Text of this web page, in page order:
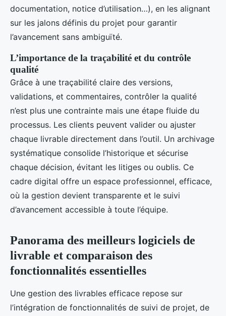
documentation, notice d’utilisation…), en les alignant
sur les jalons définis du projet pour garantir
l’avancement sans ambiguïté.
L’importance de la traçabilité et du contrôle
qualité
Grâce à une traçabilité claire des versions,
validations, et commentaires, contrôler la qualité
n’est plus une contrainte mais une étape fluide du
processus. Les clients peuvent valider ou ajuster
chaque livrable directement dans l’outil. Un archivage
systématique consolide l’historique et sécurise
chaque décision, évitant les litiges ou oublis. Ce
cadre digital offre un espace professionnel, efficace,
où la gestion devient transparente et le suivi
d’avancement accessible à toute l’équipe.
Panorama des meilleurs logiciels de
livrable et comparaison des
fonctionnalités essentielles
Une gestion des livrables efficace repose sur
l’intégration de fonctionnalités de suivi de projet, de